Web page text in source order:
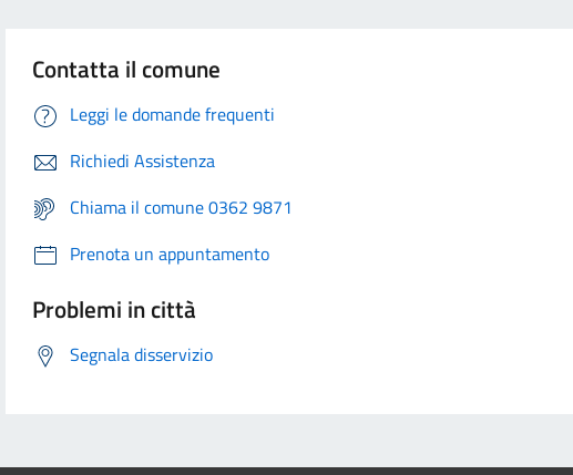
Contatta il comune
Leggi le domande frequenti
Richiedi Assistenza
Chiama il comune 0362 9871
Prenota un appuntamento
Problemi in città
Segnala disservizio